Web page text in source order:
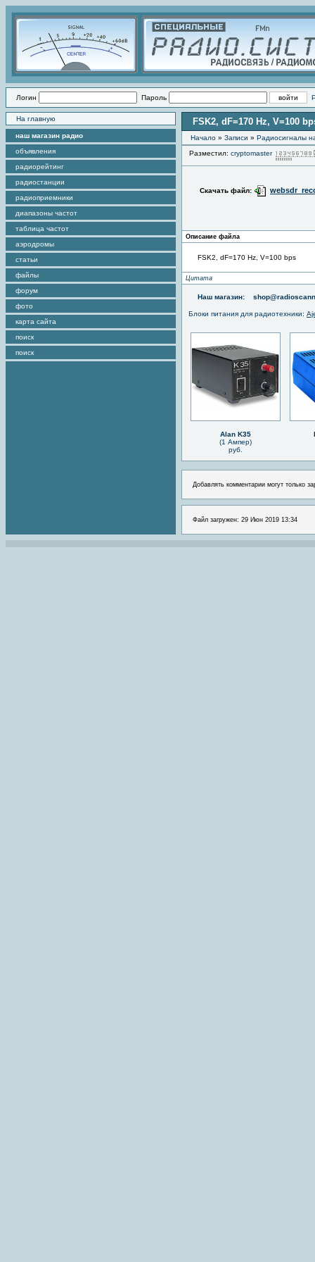
Логин Пароль
На главную
наш магазин радио
объявления
радиорейтинг
радиостанции
радиоприемники
диапазоны частот
таблица частот
аэродромы
статьи
файлы
форум
фото
карта сайта
поиск
поиск
FSK2, dF=170 Hz, V=100
Начало » Записи » Радиоcигналы
Разместил: cryptomaster
Скачать файл:
Описание файла
FSK2, dF=170 Hz, V=100 bps
Цитата
Наш магазин:
Блоки питания для радиотехники:
Alan K35
(1 Ампер)
руб.
Добавлять комментарии могут только
Файл загружен: 29 Июн 2019 13:34